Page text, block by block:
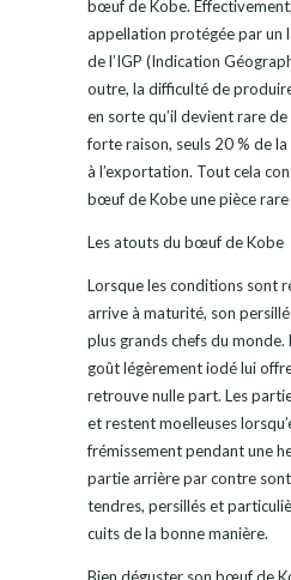
bœuf de Kobe.
appellation protégée par un
de l’IGP (Indication
outre, la difficulté de
en sorte qu’il devient rare
forte raison, seuls 20 % de
à l’exportation. Tout cela
bœuf de Kobe une pièce
Les atouts du bœuf de Kobe
Lorsque les conditions sont
arrive à maturité, son
plus grands chefs du
goût légèrement iodé lui
retrouve nulle part. Les
et restent moelleuses
frémissement pendant une
partie arrière par contre
tendres, persillés et
cuits de la bonne manière.